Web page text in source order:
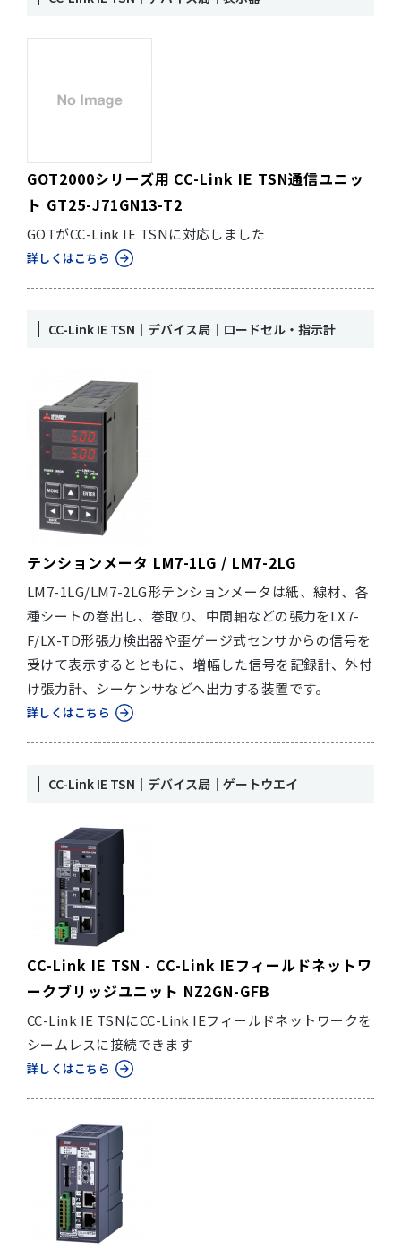
GOT2000シリーズ用 CC-Link IE TSN通信ユニッ
ト GT25-J71GN13-T2
GOTがCC-Link IE TSNに対応しました
詳しくはこちら
CC-Link IE TSN｜デバイス局｜ロードセル・指示計
テンションメータ LM7-1LG / LM7-2LG
LM7-1LG/LM7-2LG形テンションメータは紙、線材、各
種シートの巻出し、巻取り、中間軸などの張力をLX7-
F/LX-TD形張力検出器や歪ゲージ式センサからの信号を
受けて表示するとともに、増幅した信号を記録計、外付
け張力計、シーケンサなどへ出力する装置です。
詳しくはこちら
CC-Link IE TSN｜デバイス局｜ゲートウエイ
CC-Link IE TSN - CC-Link IEフィールドネットワ
ークブリッジユニット NZ2GN-GFB
CC-Link IE TSNにCC-Link IEフィールドネットワークを
シームレスに接続できます
詳しくはこちら